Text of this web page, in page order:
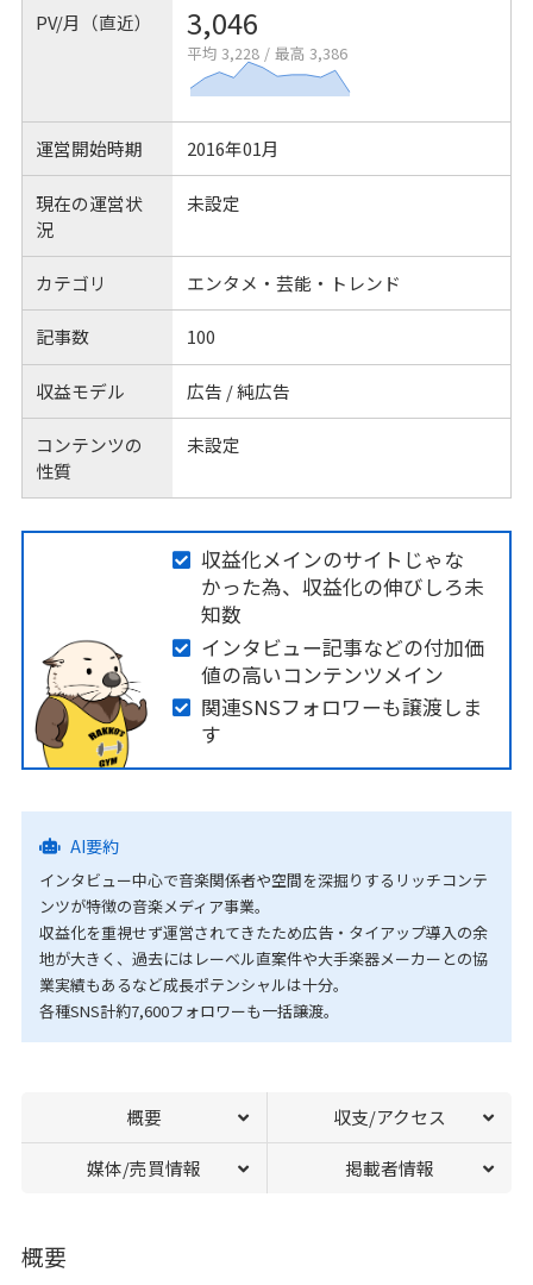
PV/月（直近） 3,046
平均 3,228 / 最高 3,386
運営開始時期 2016年01月
現在の運営状
況
未設定
カテゴリ エンタメ・芸能・トレンド
記事数 100
収益モデル 広告 / 純広告
コンテンツの
性質
未設定
収益化メインのサイトじゃな
かった為、収益化の伸びしろ未
知数
インタビュー記事などの付加価
値の高いコンテンツメイン
関連SNSフォロワーも譲渡しま
す
AI要約
インタビュー中心で音楽関係者や空間を深掘りするリッチコンテ
ンツが特徴の音楽メディア事業。
収益化を重視せず運営されてきたため広告・タイアップ導入の余
地が大きく、過去にはレーベル直案件や大手楽器メーカーとの協
業実績もあるなど成長ポテンシャルは十分。
各種SNS計約7,600フォロワーも一括譲渡。
概要 収支/アクセス
媒体/売買情報 掲載者情報
概要